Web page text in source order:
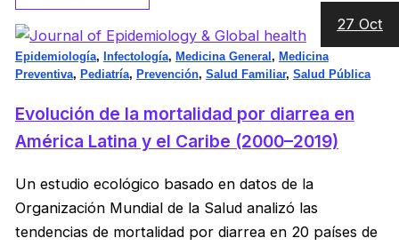
27 Oct
Epidemiología, Infectología, Medicina General , Medicina
Preventiva, Pediatría, Prevención, Salud Familiar, Salud Pública
Evolución de la mortalidad por diarrea en
América Latina y el Caribe (2000–2019)
Un estudio ecológico basado en datos de la
Organización Mundial de la Salud analizó las
tendencias de mortalidad por diarrea en 20 países de